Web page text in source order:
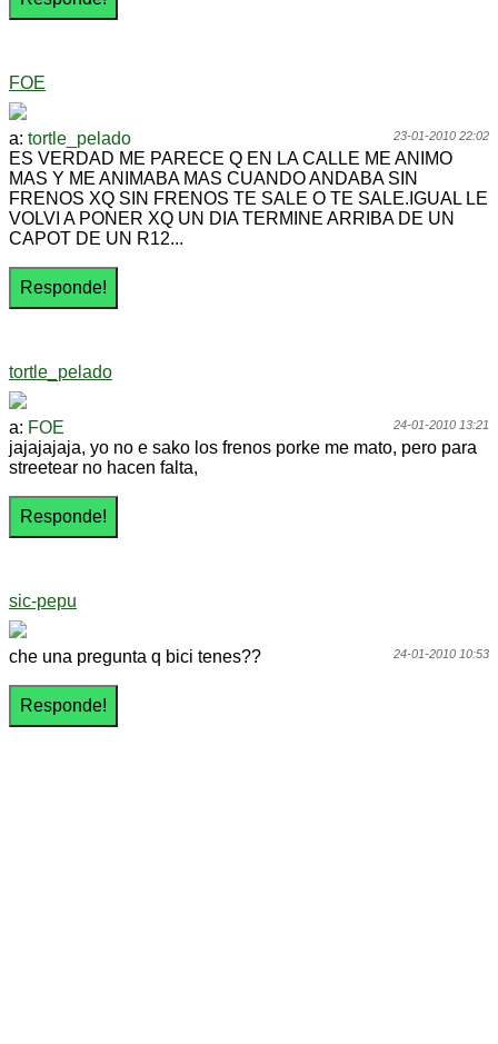
FOE
23-01-2010 22:02
a: tortle_pelado
ES VERDAD ME PARECE Q EN LA CALLE ME ANIMO
MAS Y ME ANIMABA MAS CUANDO ANDABA SIN
FRENOS XQ SIN FRENOS TE SALE O TE SALE.IGUAL LE
VOLVI A PONER XQ UN DIA TERMINE ARRIBA DE UN
CAPOT DE UN R12...
tortle_pelado
24-01-2010 13:21
a: FOE
jajajajaja, yo no e sako los frenos porke me mato, pero para
streetear no hacen falta,
sic-pepu
24-01-2010 10:53
che una pregunta q bici tenes??